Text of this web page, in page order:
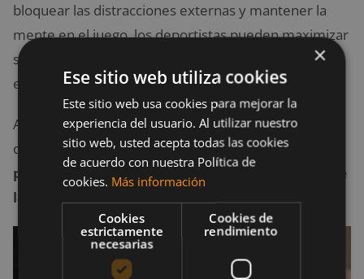
bloquear las distracciones externas y mantener la
mente en el juego, los deportistas pueden maximizar
su rendimiento y tomar decisiones más informadas
en el calor de la competencia.
Además, la mejora del enfoque no solo se aplica al
deporte, sino que también puedeaumentar la
productividad y el rendimiento en otras áreas de
la vida.
×
Ese sitio web utiliza cookies
Este sitio web usa cookies para mejorar la
experiencia del usuario. Al utilizar nuestro
sitio web, usted acepta todas las cookies
de acuerdo con nuestra Política de
cookies. Más información
Cookies
estrictamente
necesarias
Cookies de
rendimiento